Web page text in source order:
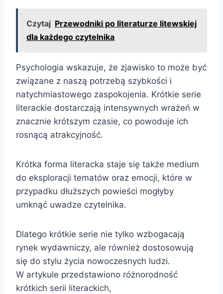
Czytaj Przewodniki po literaturze litewskiej
dla każdego czytelnika
Psychologia wskazuje, że zjawisko to może być
związane z naszą potrzebą szybkości i
natychmiastowego zaspokojenia. Krótkie serie
literackie dostarczają intensywnych wrażeń w
znacznie krótszym czasie, co powoduje ich
rosnącą atrakcyjność.
Krótka forma literacka staje się także medium
do eksploracji tematów oraz emocji, które w
przypadku dłuższych powieści mogłyby
umknąć uwadze czytelnika.
Dlatego krótkie serie nie tylko wzbogacają
rynek wydawniczy, ale również dostosowują
się do stylu życia nowoczesnych ludzi.
W artykule przedstawiono różnorodność
krótkich serii literackich,